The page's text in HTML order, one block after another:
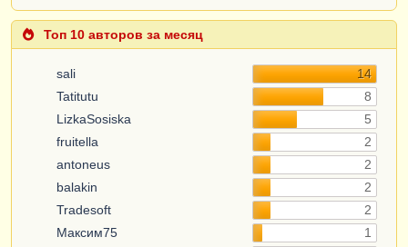
Топ 10 авторов за месяц
sali
14
Tatitutu
8
LizkaSosiska
5
fruitella
2
antoneus
2
balakin
2
Tradesoft
2
Максим75
1